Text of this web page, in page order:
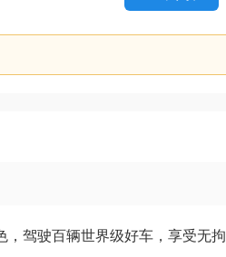
驾驶百辆世界级好车，享受无拘